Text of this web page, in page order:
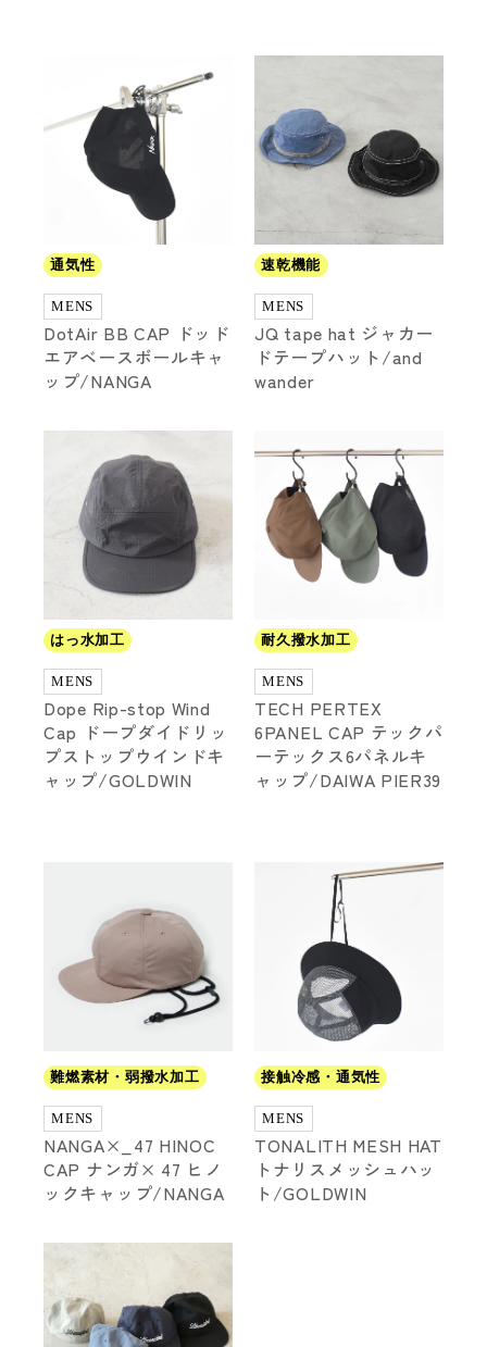
この条件で絞り込む
通気性
MENS
DotAir BB CAP ドッド
エアベースボールキャ
ップ/NANGA
速乾機能
MENS
JQ tape hat ジャカー
ドテープハット/and
wander
はっ水加工
MENS
Dope Rip-stop Wind
Cap ドープダイドリッ
プストップウインドキ
ャップ/GOLDWIN
耐久撥水加工
MENS
TECH PERTEX
6PANEL CAP テックパ
ーテックス6パネルキ
ャップ/DAIWA PIER39
難燃素材・弱撥水加工
MENS
NANGA×_47 HINOC
CAP ナンガ× 47 ヒノ
ックキャップ/NANGA
接触冷感・通気性
MENS
TONALITH MESH HAT
トナリスメッシュハッ
ト/GOLDWIN